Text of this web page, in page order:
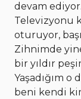
devam
Televizyonu
oturuyor,
Zihnimde
bir yıldır
Yaşadığım o
beni kendi